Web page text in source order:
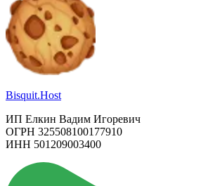
Bisquit.Host
ИП Елкин Вадим Игоревич
ОГРН 325508100177910
ИНН 501209003400